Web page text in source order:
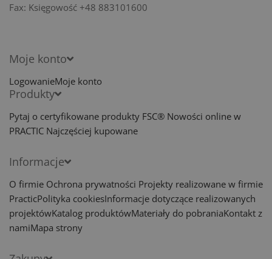
Fax: Księgowość +48 883101600
Moje konto
LogowanieMoje konto
Produkty
Pytaj o certyfikowane produkty FSC® Nowości online w
PRACTIC Najczęściej kupowane
Informacje
O firmie Ochrona prywatności Projekty realizowane w firmie
PracticPolityka cookiesInformacje dotyczące realizowanych
projektówKatalog produktówMateriały do pobraniaKontakt z
namiMapa strony